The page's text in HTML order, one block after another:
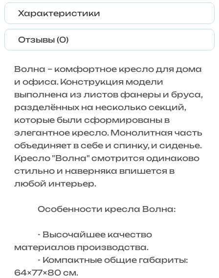
Характеристики
Отзывы (0)
Волна – комфортное кресло для дома
и офиса. Конструкция модели
выполнена из листов фанеры и бруса,
разделённых на несколько секций,
которые были сформированы в
элегантное кресло. Монолитная часть
объединяет в себе и спинку, и сиденье.
Кресло "Волна" смотрится одинаково
стильно и наверняка впишется в
любой интерьер.
Особенности кресла Волна:
- Высочайшее качество
материалов производства.
- Компактные общие габариты:
64×77×80 см.